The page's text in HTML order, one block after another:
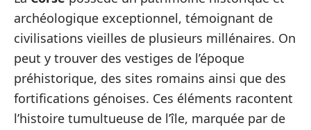
archéologique exceptionnel, témoignant de
civilisations vieilles de plusieurs millénaires. On
peut y trouver des vestiges de l’époque
préhistorique, des sites romains ainsi que des
fortifications génoises. Ces éléments racontent
l’histoire tumultueuse de l’île, marquée par de